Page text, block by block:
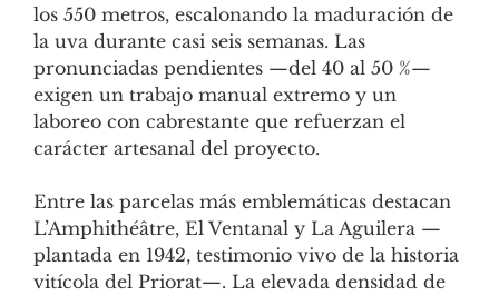
los 550 metros, escalonando la maduración de
la uva durante casi seis semanas. Las
pronunciadas pendientes —del 40 al 50 %—
exigen un trabajo manual extremo y un
laboreo con cabrestante que refuerzan el
carácter artesanal del proyecto.
Entre las parcelas más emblemáticas destacan
L’Amphithéâtre, El Ventanal y La Aguilera —
plantada en 1942, testimonio vivo de la historia
vitícola del Priorat—. La elevada densidad de